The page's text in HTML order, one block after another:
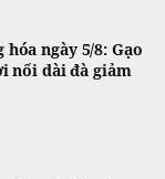
ngày 5/8: Gạo
nối dài đà giảm